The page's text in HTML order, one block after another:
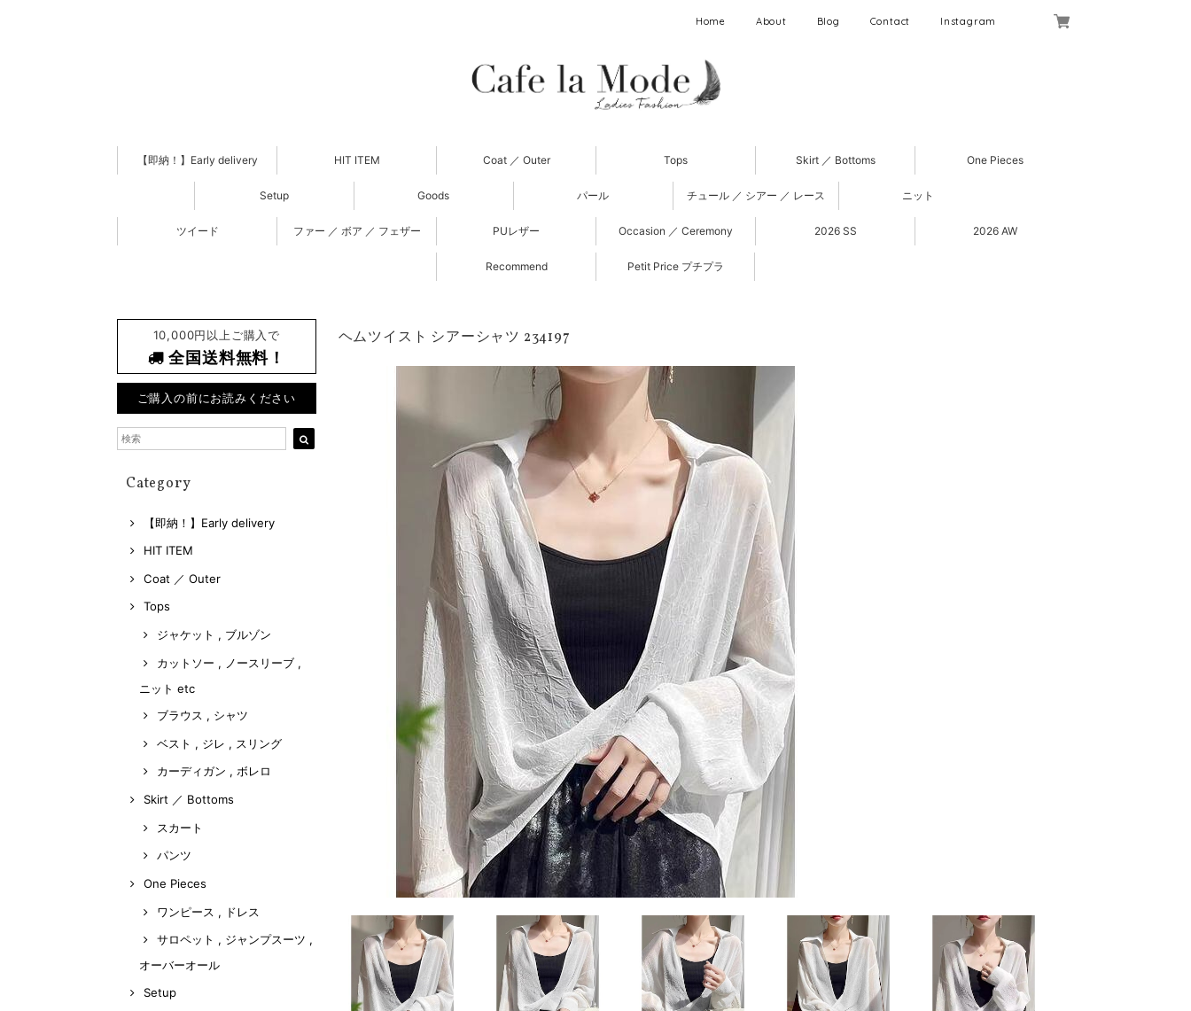
Home About Blog Contact Instagram
【即納！】Early delivery HIT ITEM Coat ／ Outer Tops Skirt ／ Bottoms One Pieces
Setup Goods パール チュール ／ シアー ／ レース ニット
ツイード ファー ／ ボア ／ フェザー PUレザー Occasion ／ Ceremony 2026 SS 2026 AW
Recommend Petit Price プチプラ
10,000円以上ご購入で
全国送料無料！
ご購入の前にお読みください
Category
【即納！】Early delivery
HIT ITEM
Coat ／ Outer
Tops
ジャケット , ブルゾン
カットソー , ノースリーブ ,
ニット etc
ブラウス , シャツ
ベスト , ジレ , スリング
カーディガン , ボレロ
Skirt ／ Bottoms
スカート
パンツ
One Pieces
ワンピース , ドレス
サロペット , ジャンプスーツ ,
オーバーオール
Setup
ヘムツイスト シアーシャツ 234197